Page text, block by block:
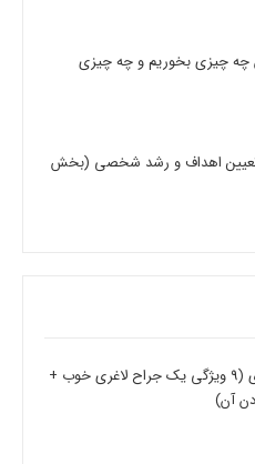
چه چیزی بخوریم و چه چیزی
تعیین اهداف و رشد شخصی (بخش
بهترین جراح لاغری (9 ویژگی یک جراح لاغری خوب +
آن)